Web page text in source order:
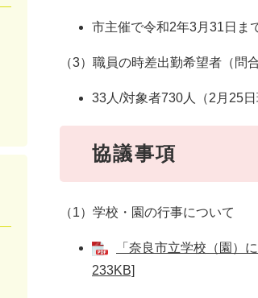
市主催で令和2年3月31日ま
（3）職員の時差出勤希望者（問
33人/対象者730人（2月25日
協議事項
（1）学校・園の行事について
「奈良市立学校（園）
233KB]